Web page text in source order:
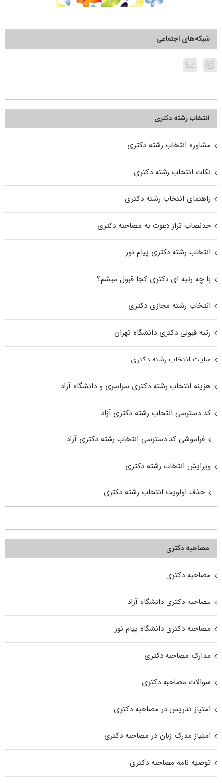
شبکه‌های اجتماعی
انتخاب رشته دکتری
مشاوره انتخاب رشته دکتری
نکات انتخاب رشته دکتری
راهنمای انتخاب رشته دکتری
حدنصاب تراز دعوت به مصاحبه دکتری
انتخاب رشته دکتری پیام نور
با چه رتبه ای دکتری کجا قبول میشم؟
انتخاب رشته مجازی دکتری
رتبه قبولی دکتری دانشگاه تهران
سایت انتخاب رشته دکتری
هزینه انتخاب رشته دکتری سراسری و دانشگاه آزاد
کد دسترسی انتخاب رشته دکتری آزاد
فراموشی کد دسترسی انتخاب رشته دکتری آزاد
ویرایش انتخاب رشته دکتری
حذف اولویت انتخاب رشته دکتری
مصاحبه دکتری
مصاحبه دکتری
مصاحبه دکتری دانشگاه آزاد
مصاحبه دکتری دانشگاه پیام نور
مدارک مصاحبه دکتری
سوالات مصاحبه دکتری
امتیاز تدریس در مصاحبه دکتری
امتیاز مدرک زبان در مصاحبه دکتری
توصیه نامه مصاحبه دکتری